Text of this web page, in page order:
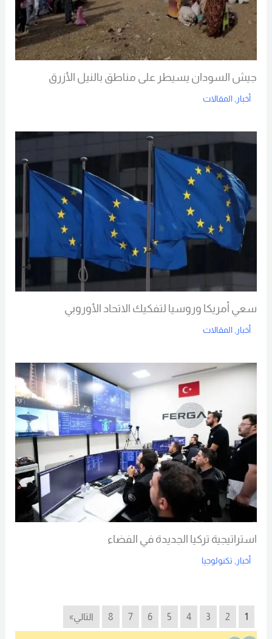
جيش السودان يسيطر على مناطق بالنيل الأزرق
أخبار , المقالات
سعي أمريكا وروسيا لتفكيك الاتحاد الأوروبي
أخبار المقالات
استراتيجية تركيا الجديدة في الفضاء
أخبار تكنولوجيا
1
2
3
4
5
6
7
8 التالي»